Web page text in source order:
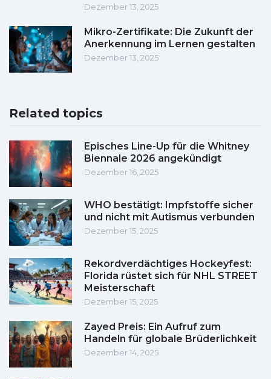
Dezember 13, 2025
Mikro-Zertifikate: Die Zukunft der
Anerkennung im Lernen gestalten
Dezember 13, 2025
Related topics
Episches Line-Up für die Whitney
Biennale 2026 angekündigt
Dezember 16, 2025
WHO bestätigt: Impfstoffe sicher
und nicht mit Autismus verbunden
Dezember 15, 2025
Rekordverdächtiges Hockeyfest:
Florida rüstet sich für NHL STREET
Meisterschaft
Dezember 15, 2025
Zayed Preis: Ein Aufruf zum
Handeln für globale Brüderlichkeit
Dezember 14, 2025